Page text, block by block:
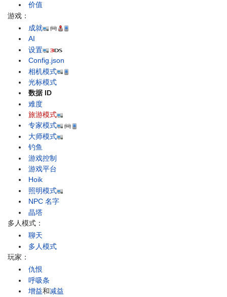
价值
游戏：
成就
AI
设置
Config.json
相机模式
光标模式
数据 ID
难度
旅游模式
专家模式
大师模式
钓鱼
游戏控制
游戏平台
Hoik
照明模式
NPC 名字
晶塔
多人模式：
聊天
多人模式
玩家：
仇恨
呼吸条
增益和减益